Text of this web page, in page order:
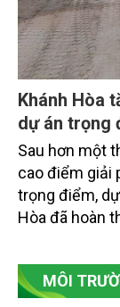
Khánh Hòa
dự án trọng
Sau hơn một
cao điểm giải
trọng điểm,
Hòa đã hoàn
vụ tháng 8 và
với tiến độ
MÔI